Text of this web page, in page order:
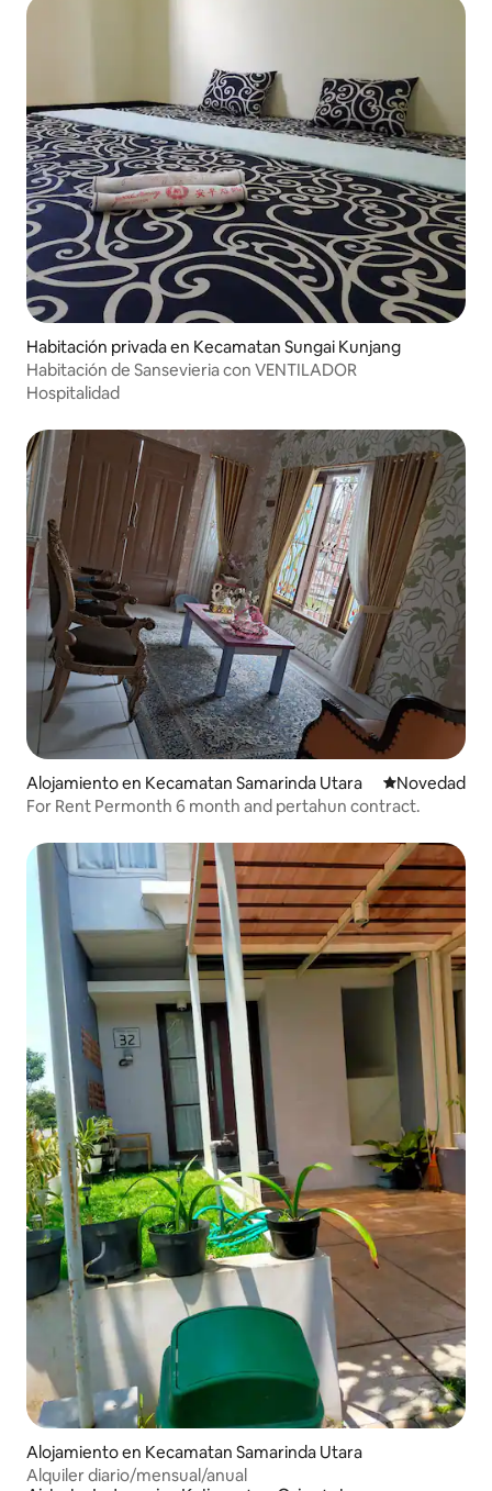
Habitación privada en Kecamatan Sungai Kunjang
Habitación de Sansevieria con VENTILADOR
Hospitalidad
Alojamiento en Kecamatan Samarinda Utara Lugar para
Novedad
For Rent Permonth 6 month and pertahun contract.
Alojamiento en Kecamatan Samarinda Utara
Alquiler diario/mensual/anual